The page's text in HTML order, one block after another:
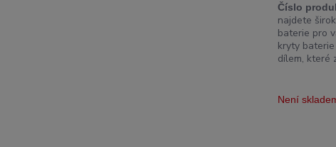
Číslo
najdete
baterie pro
kryty
dílem, které
Není